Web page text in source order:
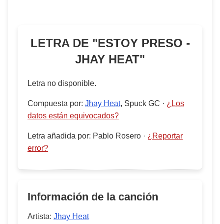
LETRA DE "ESTOY PRESO -
JHAY HEAT"
Letra no disponible.
Compuesta por: Jhay Heat, Spuck GC · ¿Los
datos están equivocados?
Letra añadida por: Pablo Rosero · ¿Reportar
error?
Información de la canción
Artista: Jhay Heat